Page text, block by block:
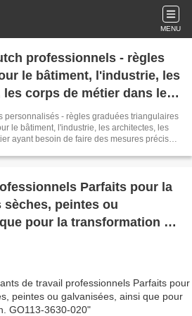
MENU
professionnels - règles
le bâtiment, l'industrie, les
corps de métier dans le
les échelles de
personnalisés - règles graduées triangulaires
le bâtiment, l'industrie, les architectes, les
ayant besoin de faire des mesures précises.
classe 2, mètres pliants, casques de chantier,
Parfaits pour la
sèches, peintes ou
pour la transformation du
020